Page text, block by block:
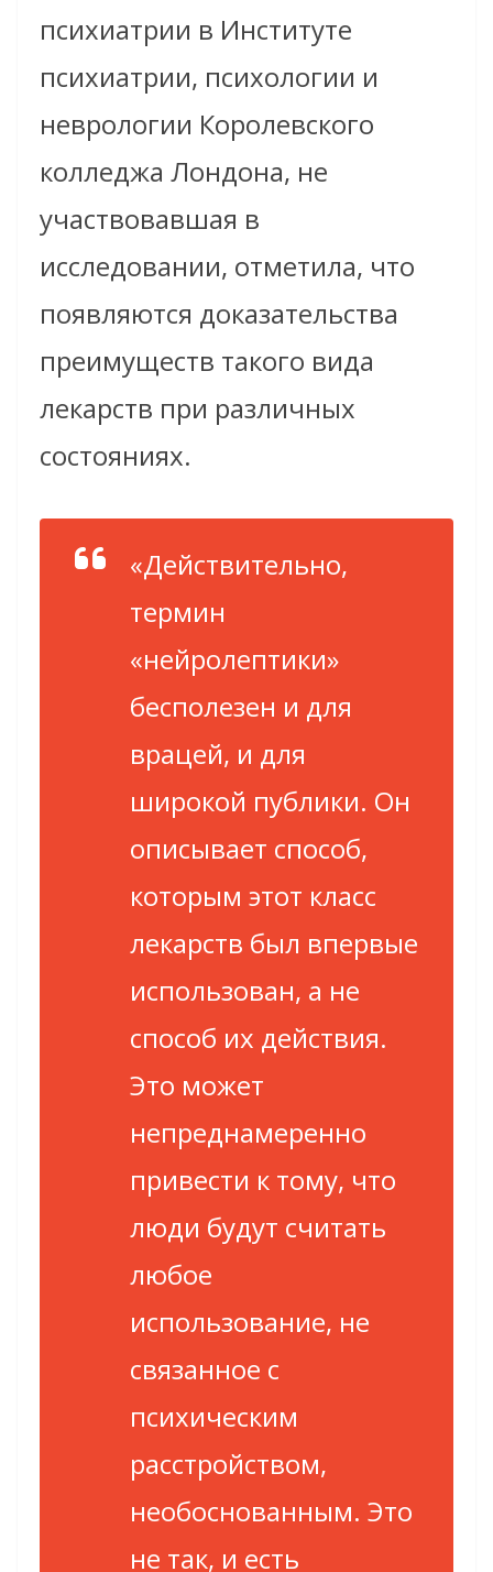
психиатрии в Институте
психиатрии, психологии и
неврологии Королевского
колледжа Лондона, не
участвовавшая в
исследовании, отметила, что
появляются доказательства
преимуществ такого вида
лекарств при различных
состояниях.
«Действительно,
термин
«нейролептики»
бесполезен и для
врацей, и для
широкой публики. Он
описывает способ,
которым этот класс
лекарств был впервые
использован, а не
способ их действия.
Это может
непреднамеренно
привести к тому, что
люди будут считать
любое
использование, не
связанное с
психическим
расстройством,
необоснованным. Это
не так, и есть